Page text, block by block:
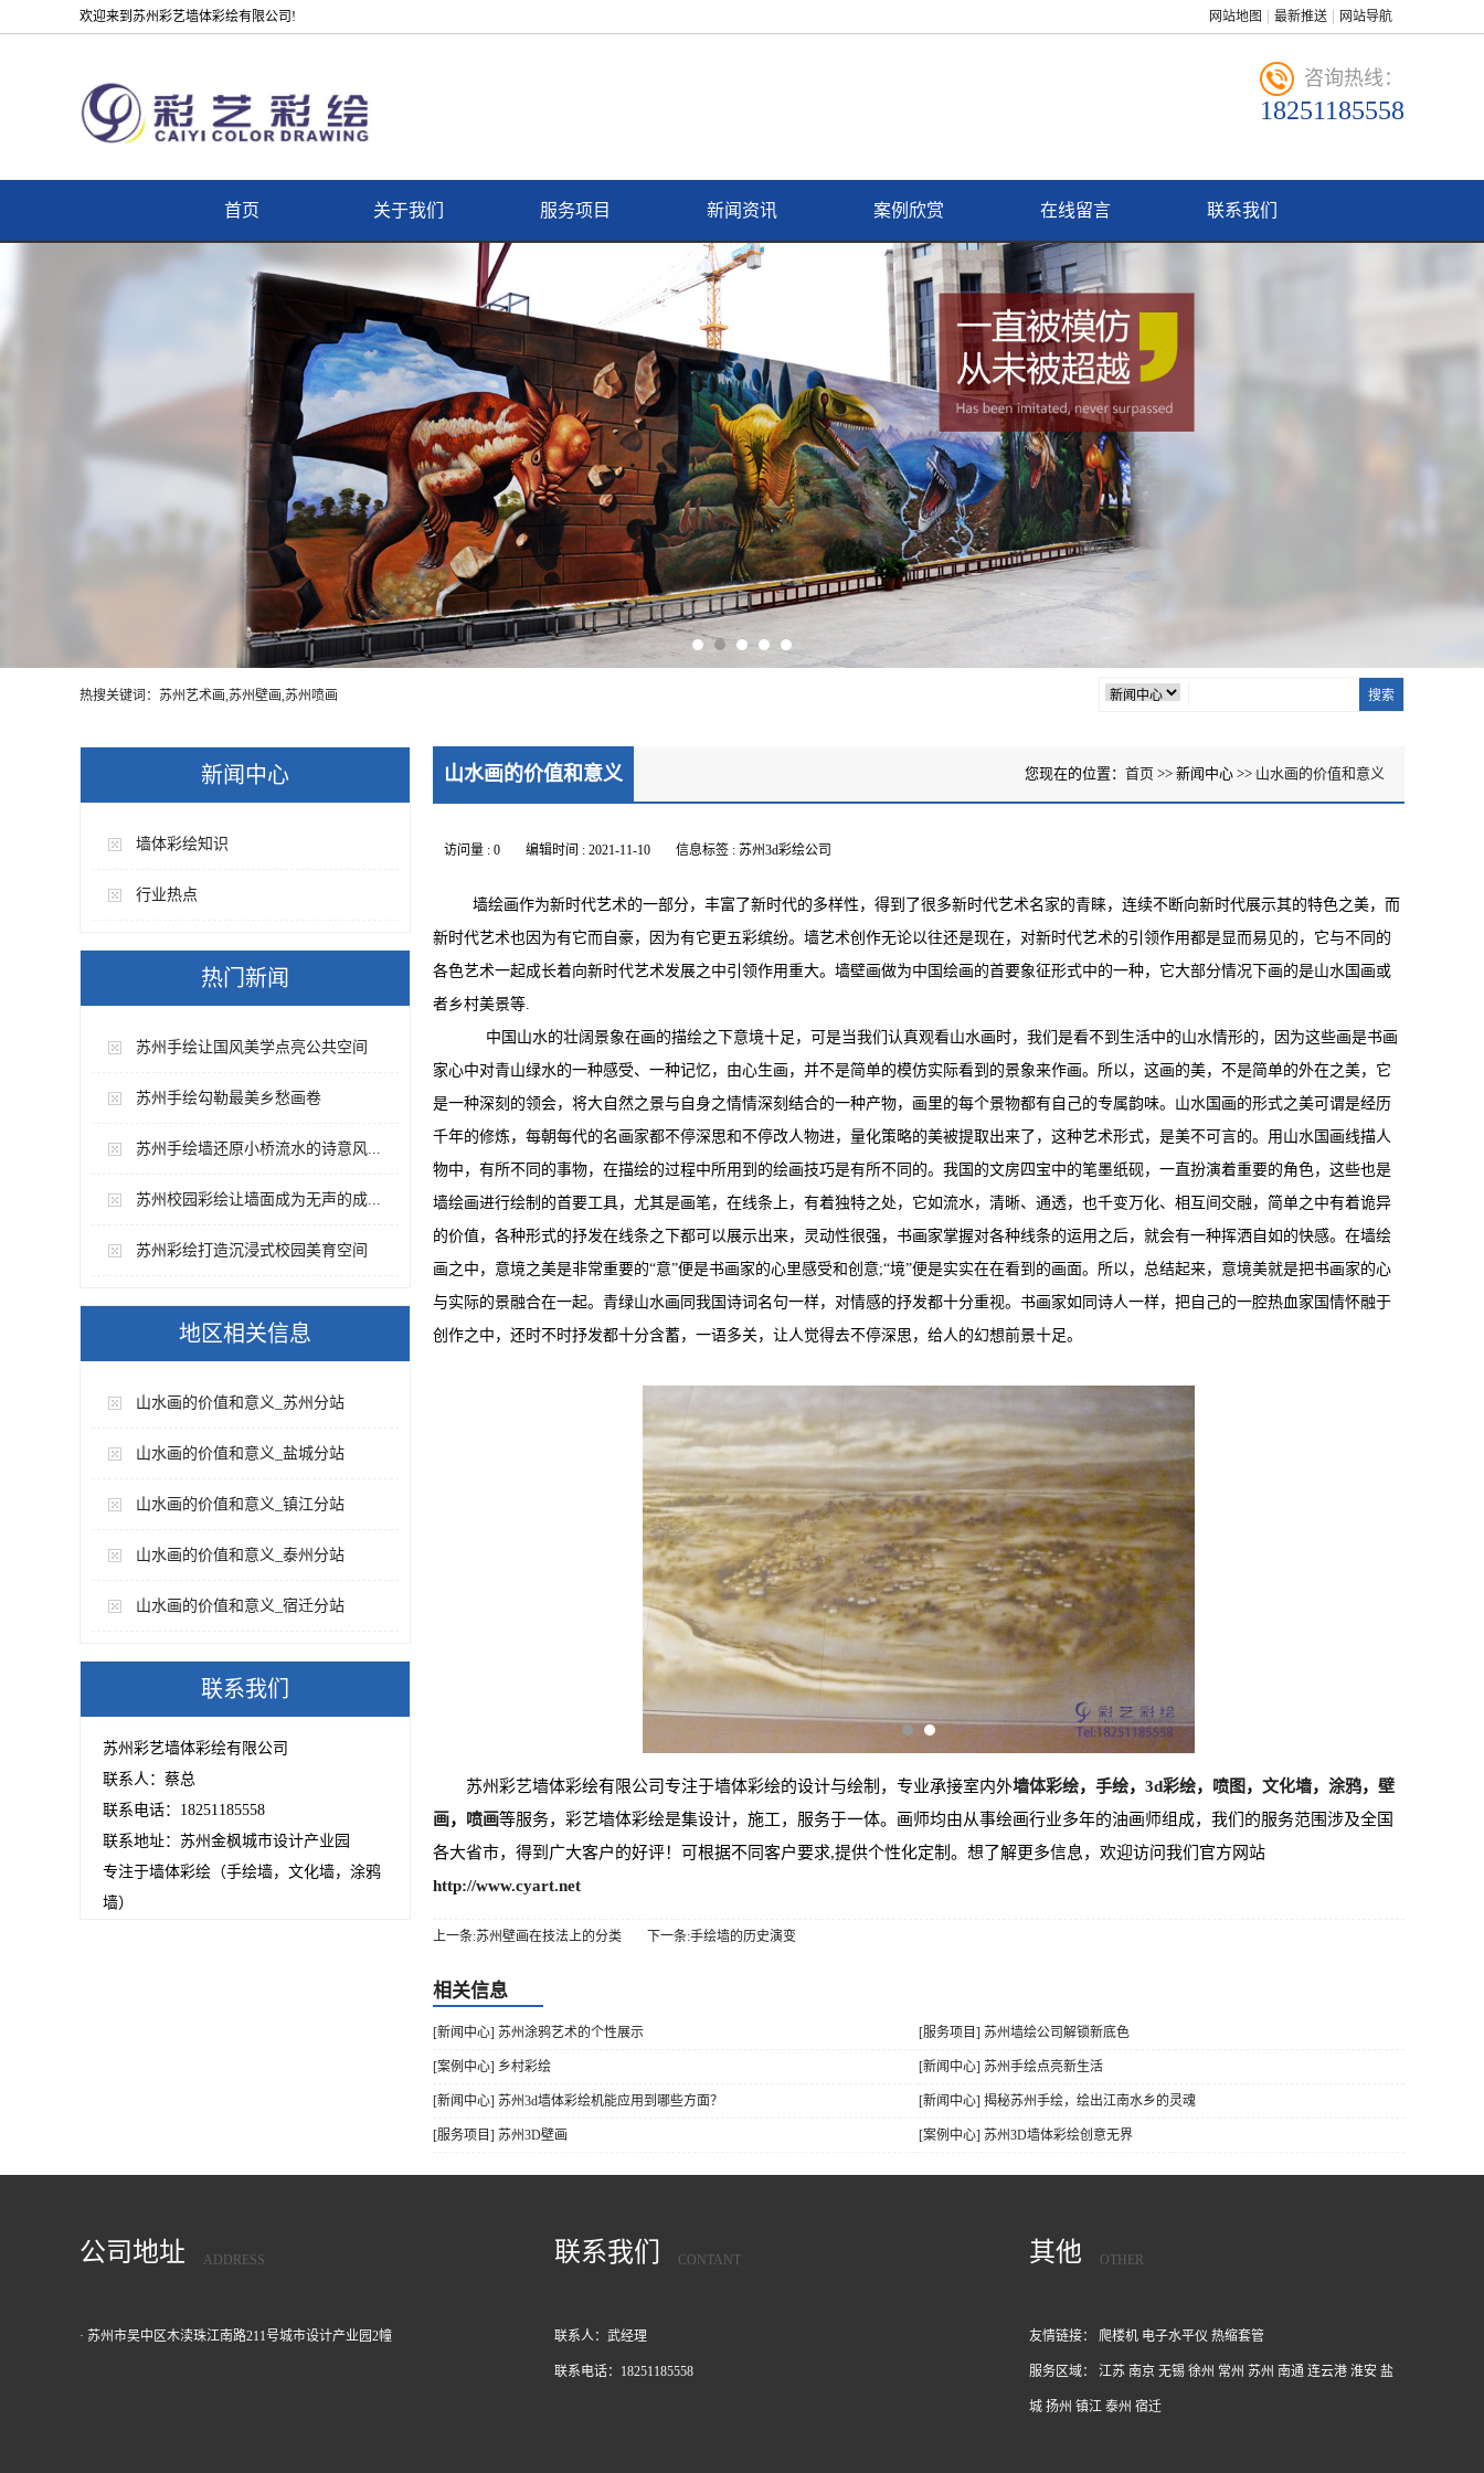
欢迎来到苏州彩艺墙体彩绘有限公司! 网站地图 最新推送 网站导航
咨询热线：
18251185558
首页 关于我们 服务项目 新闻资讯 案例欣赏 在线留言 联系我们
热搜关键词：苏州艺术画,苏州壁画,苏州喷画
新闻中心
墙体彩绘知识
行业热点
热门新闻
苏州手绘让国风美学点亮公共空间
苏州手绘勾勒最美乡愁画卷
苏州手绘墙还原小桥流水的诗意风...
苏州校园彩绘让墙面成为无声的成...
苏州彩绘打造沉浸式校园美育空间
地区相关信息
山水画的价值和意义_苏州分站
山水画的价值和意义_盐城分站
山水画的价值和意义_镇江分站
山水画的价值和意义_泰州分站
山水画的价值和意义_宿迁分站
联系我们
苏州彩艺墙体彩绘有限公司
联系人：蔡总
联系电话：18251185558
联系地址：苏州金枫城市设计产业园
专注于墙体彩绘（手绘墙，文化墙，涂鸦
墙）
山水画的价值和意义 您现在的位置： 首页 >> 新闻中心 >> 山水画的价值和意义
访问量 : 0 编辑时间 : 2021-11-10 信息标签 : 苏州3d彩绘公司
墙绘画作为新时代艺术的一部分，丰富了新时代的多样性，得到了很多新时代艺术名家的青睐，连续不断向新时代展示其的特色之美，而
新时代艺术也因为有它而自豪，因为有它更五彩缤纷。墙艺术创作无论以往还是现在，对新时代艺术的引领作用都是显而易见的，它与不同的
各色艺术一起成长着向新时代艺术发展之中引领作用重大。墙壁画做为中国绘画的首要象征形式中的一种，它大部分情况下画的是山水国画或
者乡村美景等.
中国山水的壮阔景象在画的描绘之下意境十足，可是当我们认真观看山水画时，我们是看不到生活中的山水情形的，因为这些画是书画
家心中对青山绿水的一种感受、一种记忆，由心生画，并不是简单的模仿实际看到的景象来作画。所以，这画的美，不是简单的外在之美，它
是一种深刻的领会，将大自然之景与自身之情情深刻结合的一种产物，画里的每个景物都有自己的专属韵味。山水国画的形式之美可谓是经历
千年的修炼，每朝每代的名画家都不停深思和不停改人物进，量化策略的美被提取出来了，这种艺术形式，是美不可言的。用山水国画线描人
物中，有所不同的事物，在描绘的过程中所用到的绘画技巧是有所不同的。我国的文房四宝中的笔墨纸砚，一直扮演着重要的角色，这些也是
墙绘画进行绘制的首要工具，尤其是画笔，在线条上，有着独特之处，它如流水，清晰、通透，也千变万化、相互间交融，简单之中有着诡异
的价值，各种形式的抒发在线条之下都可以展示出来，灵动性很强，书画家掌握对各种线条的运用之后，就会有一种挥洒自如的快感。在墙绘
画之中，意境之美是非常重要的“意”便是书画家的心里感受和创意;“境”便是实实在在看到的画面。所以，总结起来，意境美就是把书画家的心
与实际的景融合在一起。青绿山水画同我国诗词名句一样，对情感的抒发都十分重视。书画家如同诗人一样，把自己的一腔热血家国情怀融于
创作之中，还时不时抒发都十分含蓄，一语多关，让人觉得去不停深思，给人的幻想前景十足。
苏州彩艺墙体彩绘有限公司专注于墙体彩绘的设计与绘制，专业承接室内外墙体彩绘， 手绘， 3d彩绘， 喷图 ， 文化墙， 涂鸦， 壁
画， 喷画等服务，彩艺墙体彩绘是集设计，施工，服务于一体。画师均由从事绘画行业多年的油画师组成，我们的服务范围涉及全国
各大省市，得到广大客户的好评！可根据不同客户要求,提供个性化定制。想了解更多信息，欢迎访问我们官方网站
http://www.cyart.net
上一条:苏州壁画在技法上的分类 下一条:手绘墙的历史演变
相关信息
[新闻中心] 苏州涂鸦艺术的个性展示 [服务项目] 苏州墙绘公司解锁新底色
[案例中心] 乡村彩绘 [新闻中心] 苏州手绘点亮新生活
[新闻中心] 苏州3d墙体彩绘机能应用到哪些方面？ [新闻中心] 揭秘苏州手绘，绘出江南水乡的灵魂
[服务项目] 苏州3D壁画 [案例中心] 苏州3D墙体彩绘创意无界
公司地址 ADDRESS
· 苏州市吴中区木渎珠江南路211号城市设计产业园2幢
联系我们 CONTANT
联系人：武经理
联系电话：18251185558
其他 OTHER
友情链接： 爬楼机 电子水平仪 热缩套管
服务区域： 江苏 南京 无锡 徐州 常州 苏州 南通 连云港 淮安 盐
城 扬州 镇江 泰州 宿迁